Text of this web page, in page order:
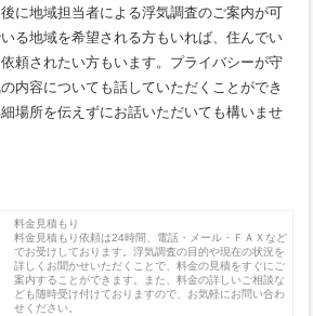
に地域担当者による浮気調査のご案内が可
る地域を希望される方もいれば、住んでい
頼されたい方もいます。プライバシーが守
内容についても話していただくことができ
場所を伝えずにお話いただいても構いませ
料金見積もり
料金見積もり依頼は24時間、電話・メール・ＦＡＸなど
でお受けしております。浮気調査の目的や現在の状況を
詳しくお聞かせいただくことで、料金の見積をすぐにご
案内することができます。また、料金の詳しいご相談な
ども随時受け付けておりますので、お気軽にお問い合わ
せください。